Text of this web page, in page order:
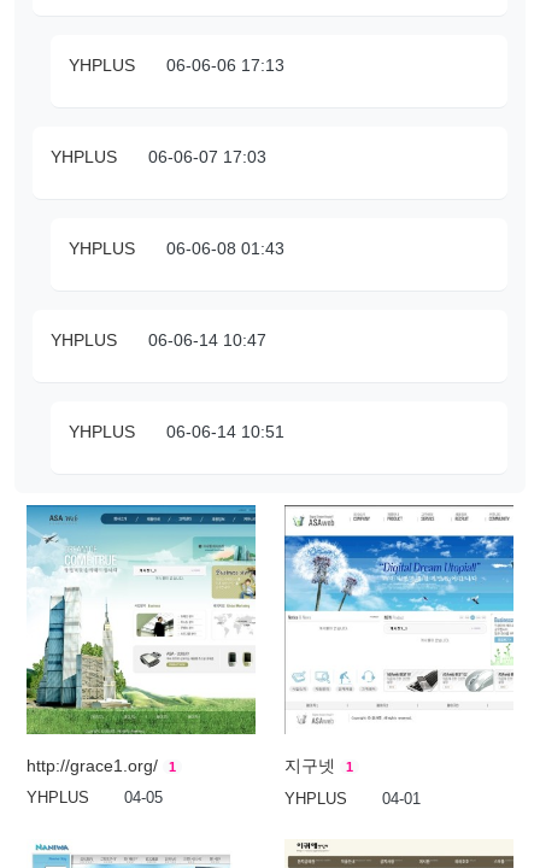
YHPLUS 06-06-06 17:13
YHPLUS 06-06-07 17:03
YHPLUS 06-06-08 01:43
YHPLUS 06-06-14 10:47
YHPLUS 06-06-14 10:51
http://grace1.org/ 1
YHPLUS 04-05
지구넷 1
YHPLUS 04-01